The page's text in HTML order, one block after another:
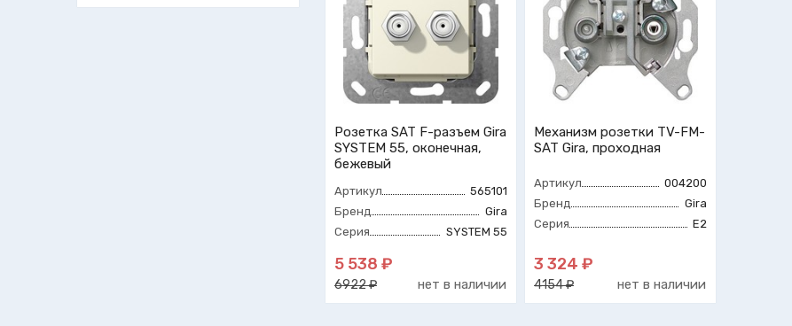
Розетка SAT F-разъем Gira
SYSTEM 55, оконечная,
бежевый
Артикул
565101
Бренд
Gira
Серия
SYSTEM 55
5 538 ₽
6922 ₽ нет в наличии
Механизм розетки TV-FM-
SAT Gira, проходная
Артикул
004200
Бренд
Gira
Серия
E2
3 324 ₽
4154 ₽ нет в наличии